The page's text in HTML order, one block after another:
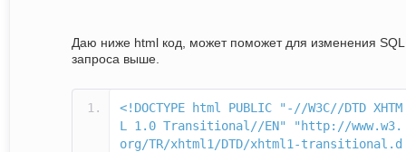
Даю ниже html код, может поможет для изменения SQL
запроса выше.
<!DOCTYPE html PUBLIC "-//W3C//DTD XHTM
L 1.0 Transitional//EN" "http://www.w3.
org/TR/xhtml1/DTD/xhtml1-transitional.d